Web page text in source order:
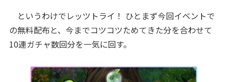
というわけでレッツトライ！ ひとまず今回イベントで
の無料配布と、今までコツコツためてきた分を合わせて
10連ガチャ数回分を一気に回す。